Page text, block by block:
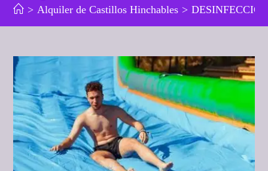
> Alquiler de Castillos Hinchables >